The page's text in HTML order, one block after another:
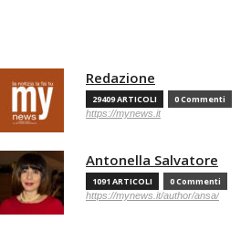
Redazione
29409 ARTICOLI 0 Commenti
https://mynews.it
Antonella Salvatore
1091 ARTICOLI 0 Commenti
https://mynews.it/author/ansa/